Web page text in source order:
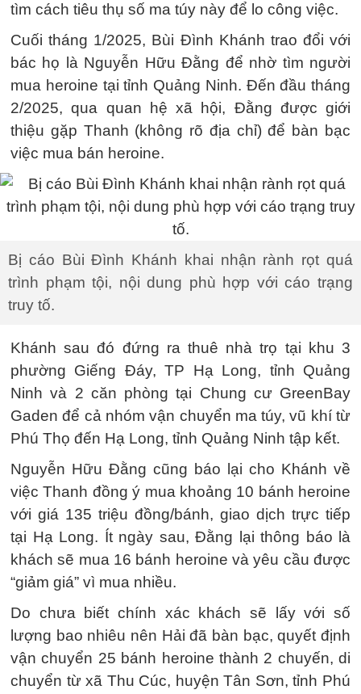
tìm cách tiêu thụ số ma túy này để lo công việc.
Cuối tháng 1/2025, Bùi Đình Khánh trao đổi với
bác họ là Nguyễn Hữu Đằng để nhờ tìm người
mua heroine tại tỉnh Quảng Ninh. Đến đầu tháng
2/2025, qua quan hệ xã hội, Đằng được giới
thiệu gặp Thanh (không rõ địa chỉ) để bàn bạc
việc mua bán heroine.
Bị cáo Bùi Đình Khánh khai nhận rành rọt quá
trình phạm tội, nội dung phù hợp với cáo trạng
truy tố.
Khánh sau đó đứng ra thuê nhà trọ tại khu 3
phường Giếng Đáy, TP Hạ Long, tỉnh Quảng
Ninh và 2 căn phòng tại Chung cư GreenBay
Gaden để cả nhóm vận chuyển ma túy, vũ khí từ
Phú Thọ đến Hạ Long, tỉnh Quảng Ninh tập kết.
Nguyễn Hữu Đằng cũng báo lại cho Khánh về
việc Thanh đồng ý mua khoảng 10 bánh heroine
với giá 135 triệu đồng/bánh, giao dịch trực tiếp
tại Hạ Long. Ít ngày sau, Đằng lại thông báo là
khách sẽ mua 16 bánh heroine và yêu cầu được
“giảm giá” vì mua nhiều.
Do chưa biết chính xác khách sẽ lấy với số
lượng bao nhiêu nên Hải đã bàn bạc, quyết định
vận chuyển 25 bánh heroine thành 2 chuyến, di
chuyển từ xã Thu Cúc, huyện Tân Sơn, tỉnh Phú